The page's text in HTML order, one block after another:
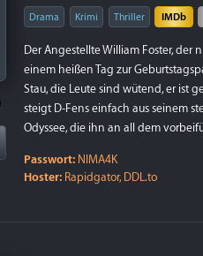
Drama Krimi Thriller IMDb
Der Angestellte William Foster, der
einem heißen Tag zur
Stau, die Leute sind wütend, er ist
steigt D-Fens einfach aus seinem
Odyssee, die ihn an all dem
Passwort: NIMA4K
Hoster: Rapidgator, DDL.to